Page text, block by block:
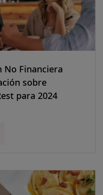
No Financiera
sobre
para 2024